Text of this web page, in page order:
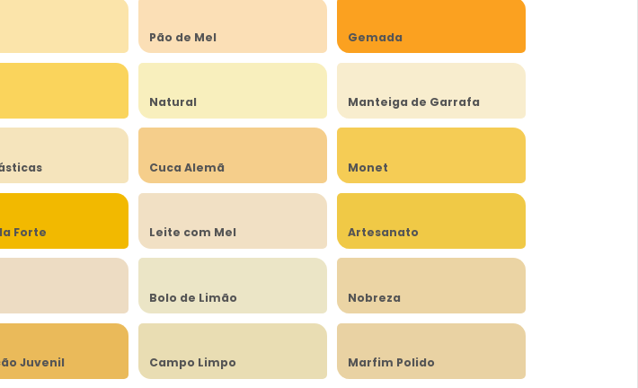
Pão de Mel Gemada
Natural Manteiga de Garrafa
Cuca Alemã Monet
Forte Leite com Mel Artesanato
Bolo de Limão Nobreza
Juvenil Campo Limpo Marfim Polido